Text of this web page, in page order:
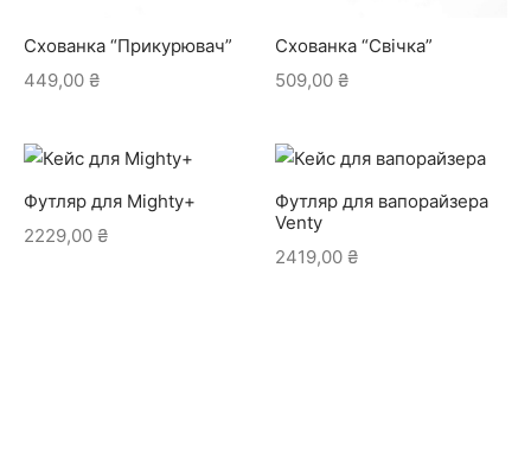
Схованка “Прикурювач”
449,00 ₴
Схованка “Свічка”
509,00 ₴
Футляр для Mighty+
2229,00 ₴
Футляр для вапорайзера
Venty
2419,00 ₴